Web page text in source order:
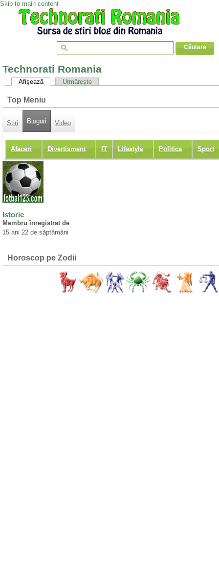
Skip to main content
Technorati Romania
Afişează Urmăreşte
Top Meniu
Stiri Bloguri Video
Afaceri Divertisment IT Lifestyle Politica Sport
Istoric
Membru înregistrat de
15 ani 22 de săptămâni
Horoscop pe Zodii